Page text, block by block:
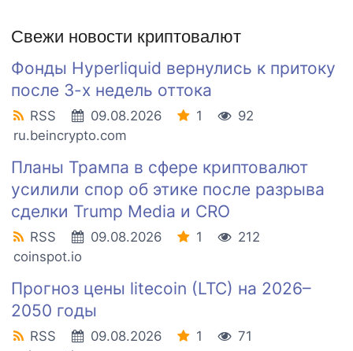
Свежи новости криптовалют
Фонды Hyperliquid вернулись к притоку
после 3-х недель оттока
RSS 09.08.2026 1
92
ru.beincrypto.com
Планы Трампа в сфере криптовалют
усилили спор об этике после разрыва
сделки Trump Media и CRO
RSS 09.08.2026 1
212
coinspot.io
Прогноз цены litecoin (LTC) на 2026–
2050 годы
RSS 09.08.2026 1
71